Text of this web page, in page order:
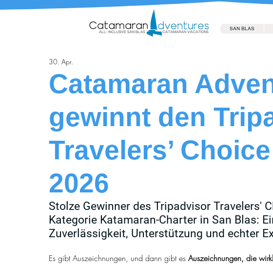
SAN BLAS
Catamaran
gewinnt den
Travelers’
2026
30. Apr.
Stolze Gewinner des Tripadvisor Travelers'
Kategorie Katamaran-Charter in San Blas:
Zuverlässigkeit, Unterstützung und echter
Es gibt Auszeichnungen, und dann gibt es Auszeichnungen, die